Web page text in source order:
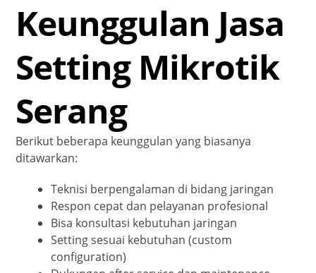
Keunggulan Jasa
Setting Mikrotik
Serang
Berikut beberapa keunggulan yang biasanya
ditawarkan:
Teknisi berpengalaman di bidang jaringan
Respon cepat dan pelayanan profesional
Bisa konsultasi kebutuhan jaringan
Setting sesuai kebutuhan (custom
configuration)